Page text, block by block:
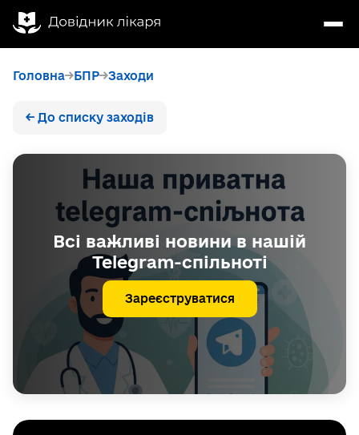
Головна БПР Заходи
← До списку заходів
Всі важливі новини в нашій
Telegram-спільноті
Зареєструватися